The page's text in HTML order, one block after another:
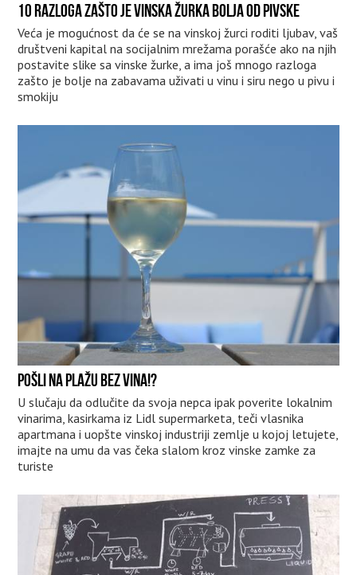
10 RAZLOGA ZAŠTO JE VINSKA ŽURKA BOLJA OD PIVSKE
Veća je mogućnost da će se na vinskoj žurci roditi ljubav, vaš
društveni kapital na socijalnim mrežama porašće ako na njih
postavite slike sa vinske žurke, a ima još mnogo razloga
zašto je bolje na zabavama uživati u vinu i siru nego u pivu i
smokiju
POŠLI NA PLAŽU BEZ VINA!?
U slučaju da odlučite da svoja nepca ipak poverite lokalnim
vinarima, kasirkama iz Lidl supermarketa, teči vlasnika
apartmana i uopšte vinskoj industriji zemlje u kojoj letujete,
imajte na umu da vas čeka slalom kroz vinske zamke za
turiste